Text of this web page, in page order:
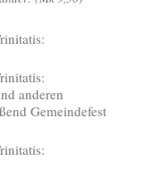
anderen
Gemeindefest